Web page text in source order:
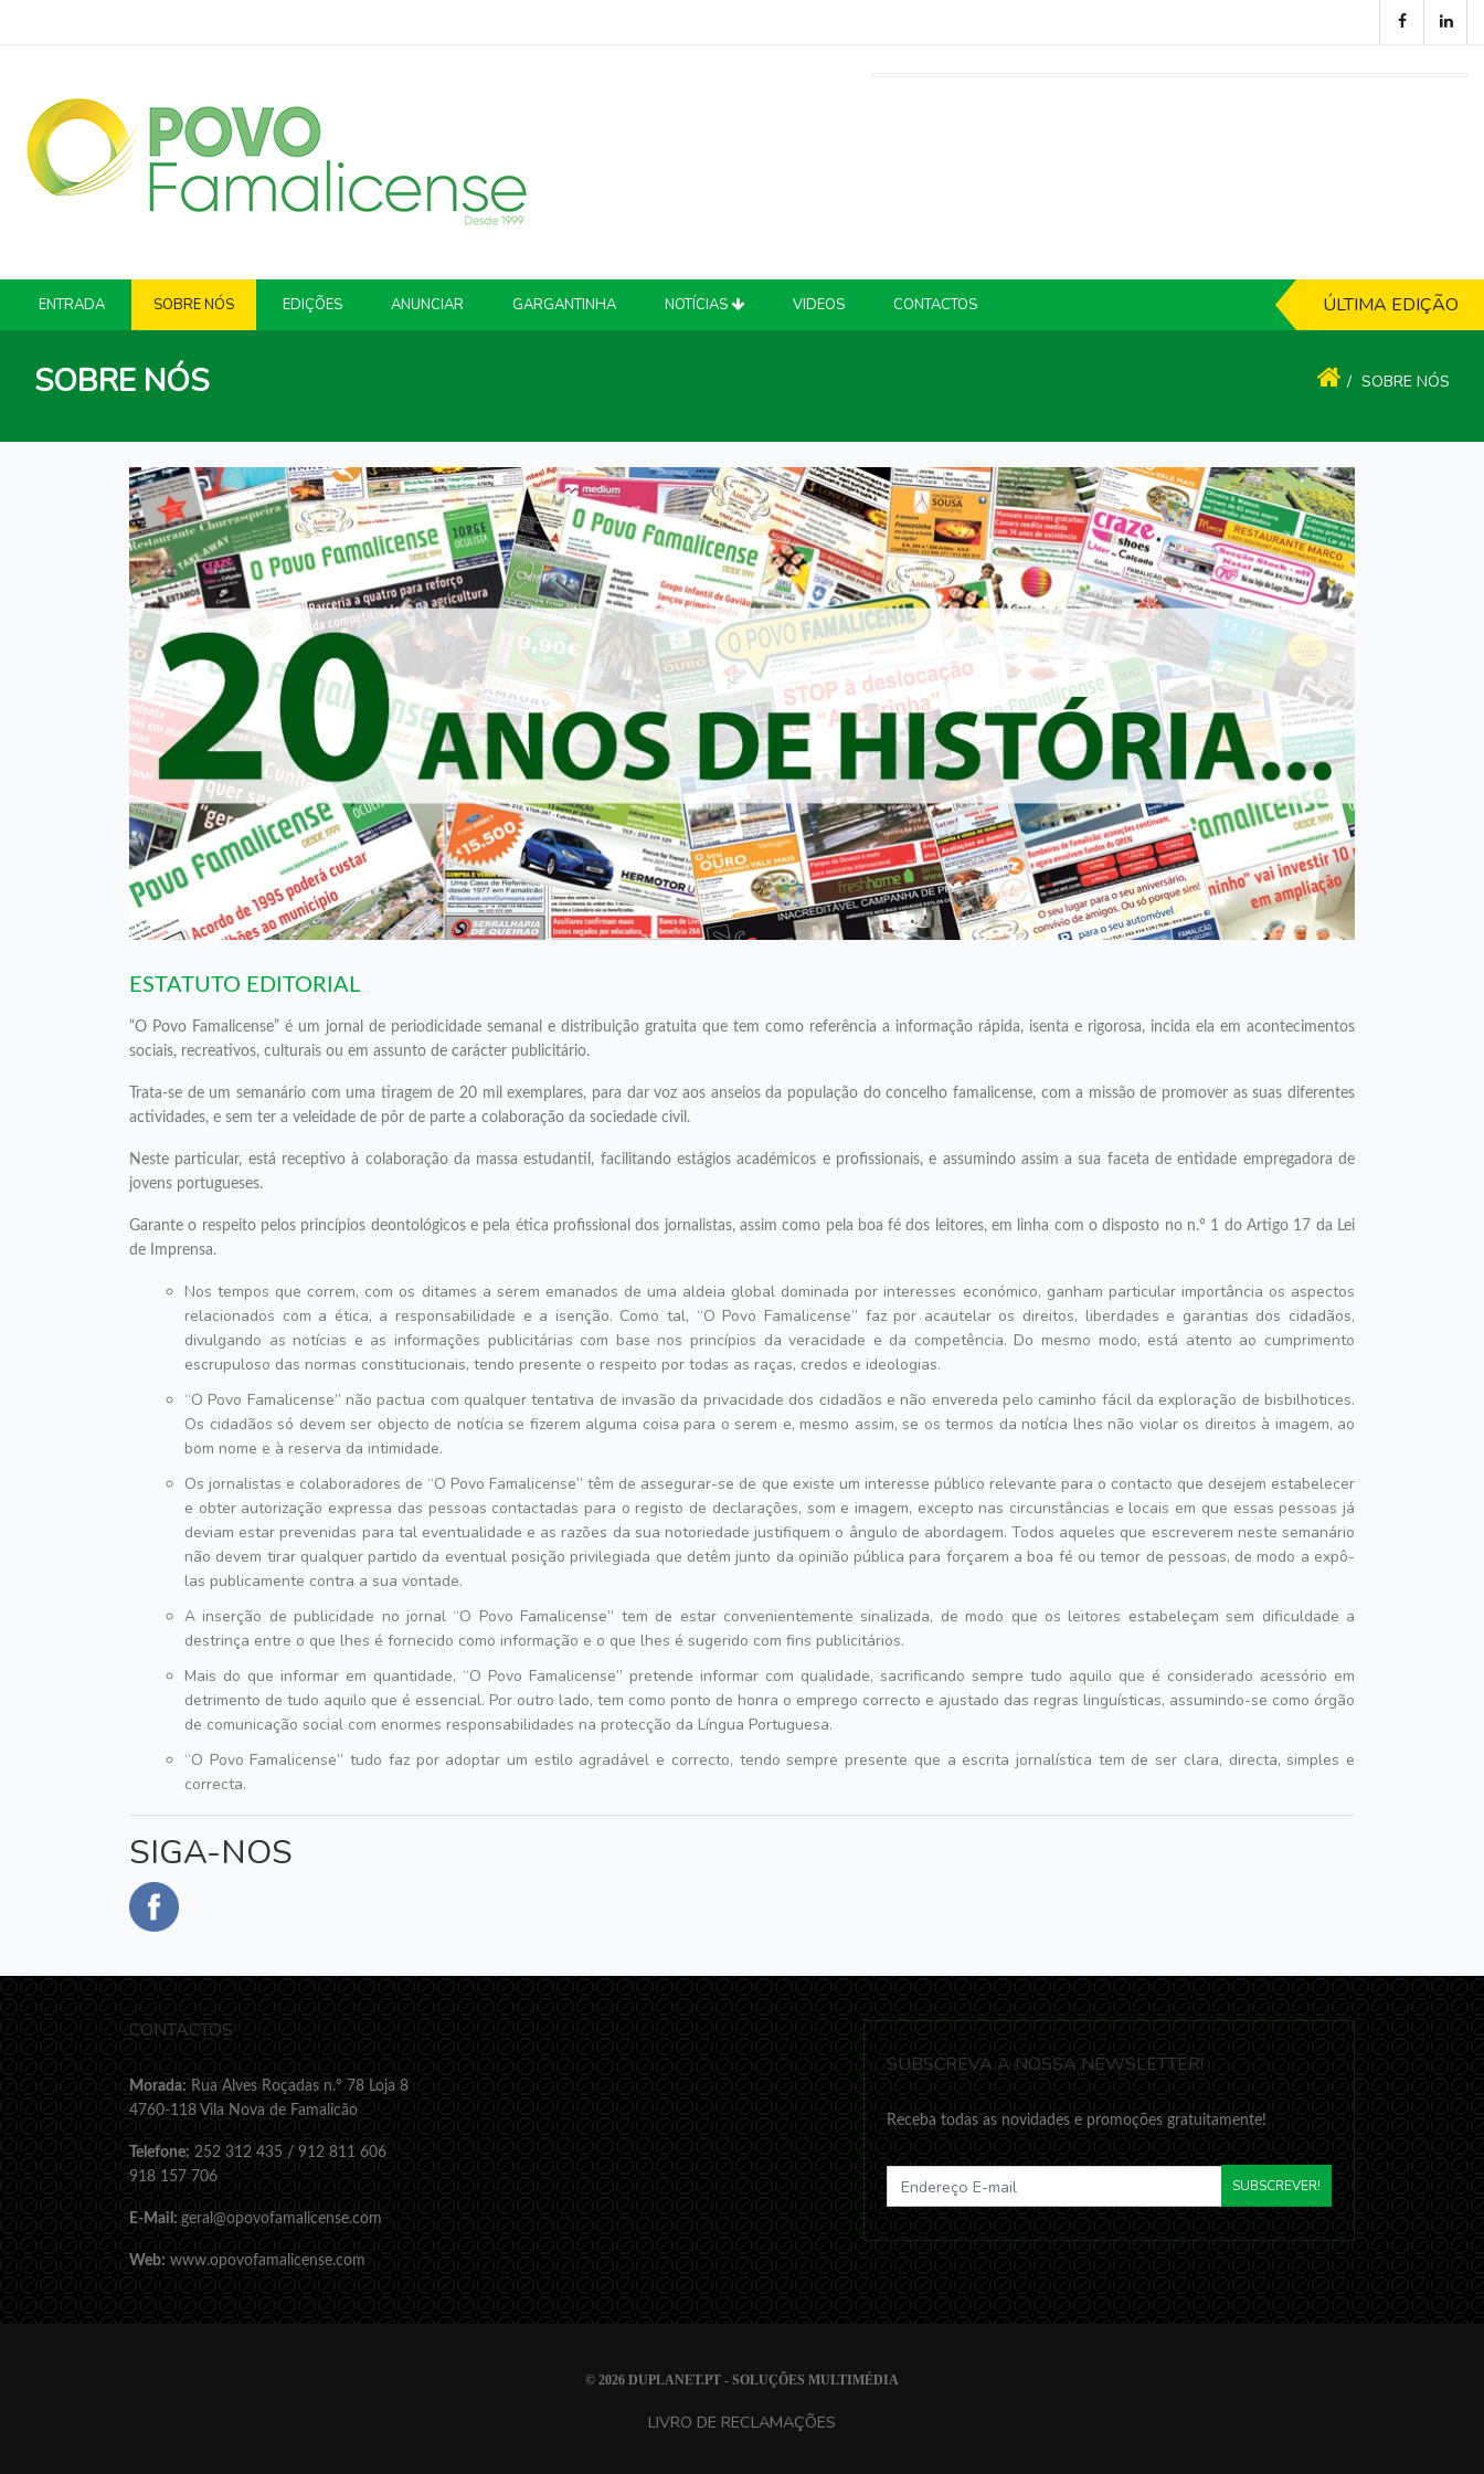
ENTRADA SOBRE NÓS EDIÇÕES ANUNCIAR GARGANTINHA NOTÍCIAS
FREGUESIAS
POLÍTICA
ÚLTIMA HORA
OPINIÃO
DESPORTO
EXCLUSIVO O POVO FAMALICENSE
AMBIENTE
ACIDENTE
ELEIÇÕES AUTÁRQUICAS 2021
ATUALIDADE
VIDEOS CONTACTOS ÚLTIMA EDIÇÃO
SOBRE NÓS
SOBRE NÓS
ESTATUTO EDITORIAL
O Povo Famalicense
é um jornal de periodicidade semanal e distribuição gratuita que tem como referência a informação rápida, isenta e rigorosa, incida ela em acontecimentos
sociais, recreativos, culturais ou em assunto de carácter publicitário.
Trata-se de um semanário com uma tiragem de 20 mil exemplares, para dar voz aos anseios da população do concelho famalicense, com a missão de promover as suas diferentes
actividades, e sem ter a veleidade de pôr de parte a colaboração da sociedade civil.
Neste particular, está receptivo à colaboração da massa estudantil, facilitando estágios académicos e profissionais, e assumindo assim a sua faceta de entidade empregadora de
jovens portugueses.
Garante o respeito pelos princípios deontológicos e pela ética profissional dos jornalistas, assim como pela boa fé dos leitores, em linha com o disposto no n.º 1 do Artigo 17 da Lei
de Imprensa.
Nos tempos que correm, com os ditames a serem emanados de uma aldeia global dominada por interesses económico, ganham particular importância os aspectos
relacionados com a ética, a responsabilidade e a isenção. Como tal,
O Povo Famalicense
faz por acautelar os direitos, liberdades e garantias dos cidadãos,
divulgando as notícias e as informações publicitárias com base nos princípios da veracidade e da competência. Do mesmo modo, está atento ao cumprimento
escrupuloso das normas constitucionais, tendo presente o respeito por todas as raças, credos e ideologias.
O Povo Famalicense
não pactua com qualquer tentativa de invasão da privacidade dos cidadãos e não envereda pelo caminho fácil da exploração de bisbilhotices.
Os cidadãos só devem ser objecto de notícia se fizerem alguma coisa para o serem e, mesmo assim, se os termos da notícia lhes não violar os direitos à imagem, ao
bom nome e à reserva da intimidade.
Os jornalistas e colaboradores de
O Povo Famalicense têm de assegurar-se de que existe um interesse público relevante para o contacto que desejem estabelecer
e obter autorização expressa das pessoas contactadas para o registo de declarações, som e imagem, excepto nas circunstâncias e locais em que essas pessoas já
deviam estar prevenidas para tal eventualidade e as razões da sua notoriedade justifiquem o ângulo de abordagem. Todos aqueles que escreverem neste semanário
não devem tirar qualquer partido da eventual posição privilegiada que detêm junto da opinião pública para forçarem a boa fé ou temor de pessoas, de modo a expô-
las publicamente contra a sua vontade.
A inserção de publicidade no jornal
O Povo Famalicense
tem de estar convenientemente sinalizada, de modo que os leitores estabeleçam sem dificuldade a
destrinça entre o que lhes é fornecido como informação e o que lhes é sugerido com fins publicitários.
Mais do que informar em quantidade,
O Povo Famalicense
pretende informar com qualidade, sacrificando sempre tudo aquilo que é considerado acessório em
detrimento de tudo aquilo que é essencial. Por outro lado, tem como ponto de honra o emprego correcto e ajustado das regras linguísticas, assumindo-se como órgão
de comunicação social com enormes responsabilidades na protecção da Língua Portuguesa.
O Povo Famalicense
tudo faz por adoptar um estilo agradável e correcto, tendo sempre presente que a escrita jornalística tem de ser clara, directa, simples e
correcta.
SIGA-NOS
CONTACTOS
Morada: Rua Alves Roçadas n.º 78 Loja 8
4760-118 Vila Nova de Famalicão
Telefone: 252 312 435 / 912 811 606
918 157 706
E-Mail: geral@opovofamalicense.com
Web: www.opovofamalicense.com
SUBSCREVA A NOSSA NEWSLETTER!
Receba todas as novidades e promoções gratuitamente!
SUBSCREVER!
© 2026 DUPLANET.PT - SOLUÇÕES MULTIMÉDIA
LIVRO DE RECLAMAÇÕES